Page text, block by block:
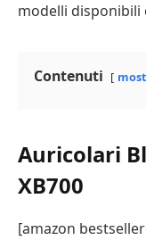
modelli disponibili
Contenuti
Auricolari
XB700
[amazon